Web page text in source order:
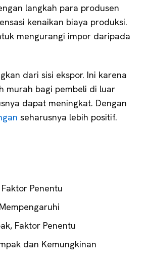
langkah para produsen
kenaikan biaya produksi.
mengurangi impor daripada
dari sisi ekspor. Ini karena
murah bagi pembeli di luar
dapat meningkat. Dengan
seharusnya lebih positif.
Penentu
Faktor Penentu
dan Kemungkinan